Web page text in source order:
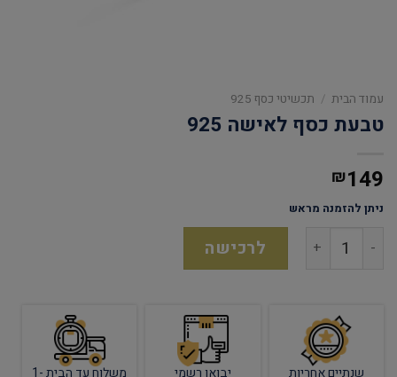
עמוד הבית / תכשיטי כסף 925
טבעת כסף לאישה 925
₪149
ניתן להזמנה מראש
לרכישה
שנתיים אחריות יבואן רשמי משלוח עד הבית 1-